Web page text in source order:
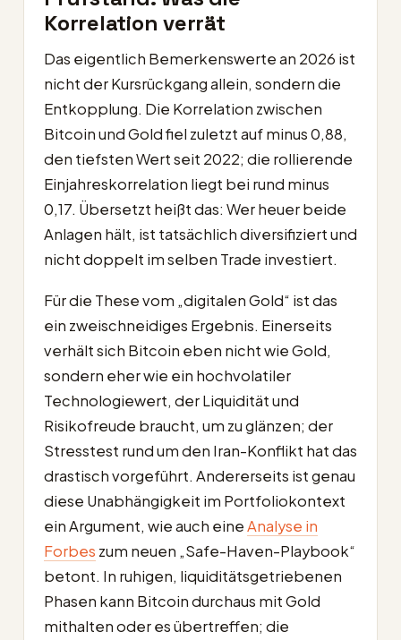
Korrelation verrät
Das eigentlich Bemerkenswerte an 2026 ist
nicht der Kursrückgang allein, sondern die
Entkopplung. Die Korrelation zwischen
Bitcoin und Gold fiel zuletzt auf minus 0,88,
den tiefsten Wert seit 2022; die rollierende
Einjahreskorrelation liegt bei rund minus
0,17. Übersetzt heißt das: Wer heuer beide
Anlagen hält, ist tatsächlich diversifiziert und
nicht doppelt im selben Trade investiert.
Für die These vom „digitalen Gold“ ist das
ein zweischneidiges Ergebnis. Einerseits
verhält sich Bitcoin eben nicht wie Gold,
sondern eher wie ein hochvolatiler
Technologiewert, der Liquidität und
Risikofreude braucht, um zu glänzen; der
Stresstest rund um den Iran-Konflikt hat das
drastisch vorgeführt. Andererseits ist genau
diese Unabhängigkeit im Portfoliokontext
ein Argument, wie auch eineAnalyse in
Forbes zum neuen „Safe-Haven-Playbook“
betont. In ruhigen, liquiditätsgetriebenen
Phasen kann Bitcoin durchaus mit Gold
mithalten oder es übertreffen; die